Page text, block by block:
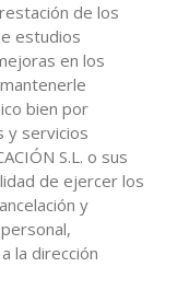
de los
estudios
en los
bien por
y servicios
S.L. o sus
de ejercer los
y
la dirección